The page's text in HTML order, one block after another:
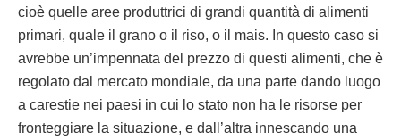
cioè quelle aree produttrici di grandi quantità di alimenti
primari, quale il grano o il riso, o il mais. In questo caso si
avrebbe un’impennata del prezzo di questi alimenti, che è
regolato dal mercato mondiale, da una parte dando luogo
a carestie nei paesi in cui lo stato non ha le risorse per
fronteggiare la situazione, e dall’altra innescando una